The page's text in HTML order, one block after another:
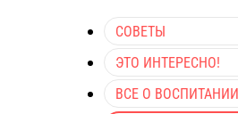
СОВЕТЫ
ЭТО ИНТЕРЕСНО!
ВСЕ О ВОСПИТАНИИ